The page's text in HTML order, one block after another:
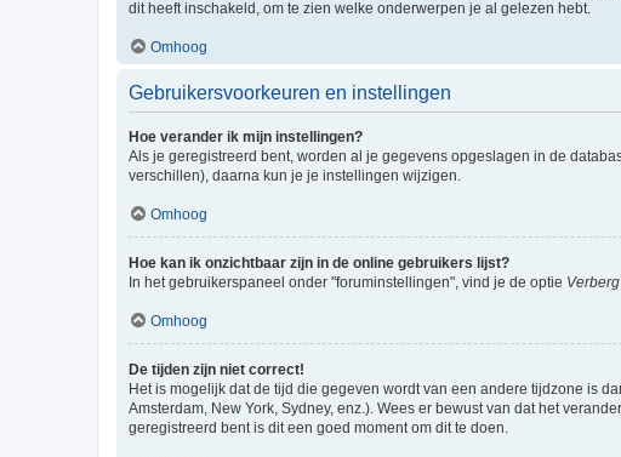
dit heeft inschakeld, om te zien welke onderwerpen je al gelezen hebt.
Omhoog
Gebruikersvoorkeuren en instellingen
Hoe verander ik mijn instellingen?
Als je geregistreerd bent, worden al je gegevens opgeslagen in de
verschillen), daarna kun je je instellingen wijzigen.
Omhoog
Hoe kan ik onzichtbaar zijn in de online gebruikers lijst?
In het gebruikerspaneel onder "foruminstellingen", vind je de optie
Omhoog
De tijden zijn niet correct!
Het is mogelijk dat de tijd die gegeven wordt van een andere tijdzone is
Amsterdam, New York, Sydney, enz.). Wees er bewust van dat het
geregistreerd bent is dit een goed moment om dit te doen.